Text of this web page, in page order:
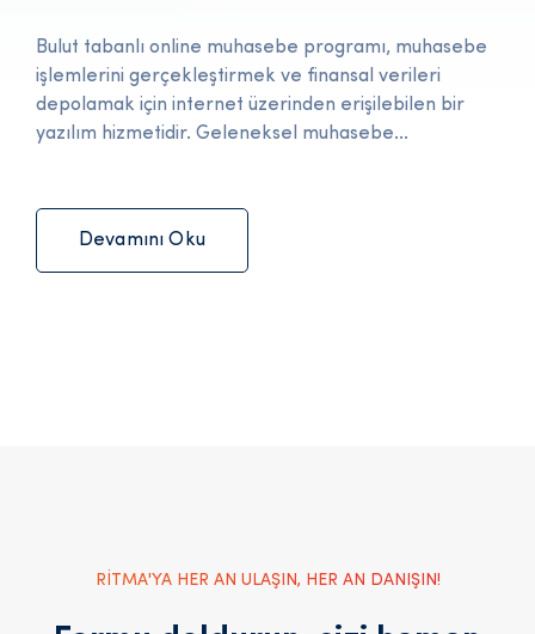
Bulut tabanlı online muhasebe programı, muhasebe
işlemlerini gerçekleştirmek ve finansal verileri
depolamak için internet üzerinden erişilebilen bir
yazılım hizmetidir. Geleneksel muhasebe...
Devamını Oku
RİTMA'YA HER AN ULAŞIN, HER AN DANIŞIN!